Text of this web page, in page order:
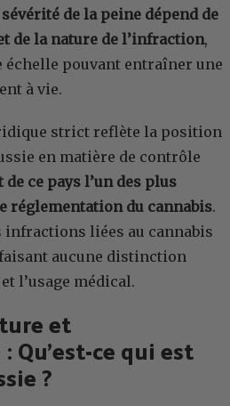
sévérité de la peine dépend de
de la nature de l’infraction,
échelle pouvant entraîner une
à vie.
strict reflète la position
en matière de contrôle
de ce pays l’un des plus
réglementation du cannabis.
infractions liées au cannabis
aucune distinction
l’usage médical.
et
Qu’est-ce qui est
?